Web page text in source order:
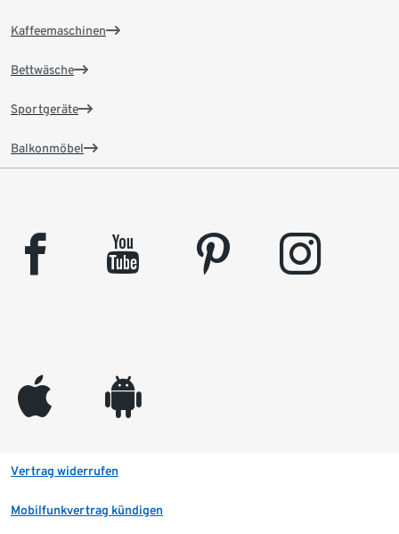
Kaffeemaschinen
Bettwäsche
Sportgeräte
Balkonmöbel
facebook youtube pinterest instagram
appleinc android
Vertrag widerrufen
Mobilfunkvertrag kündigen